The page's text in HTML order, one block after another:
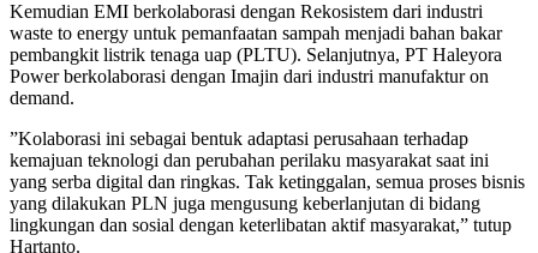
Kemudian EMI berkolaborasi dengan Rekosistem dari industri
waste to energy untuk pemanfaatan sampah menjadi bahan bakar
pembangkit listrik tenaga uap (PLTU). Selanjutnya, PT Haleyora
Power berkolaborasi dengan Imajin dari industri manufaktur on
demand.
”Kolaborasi ini sebagai bentuk adaptasi perusahaan terhadap
kemajuan teknologi dan perubahan perilaku masyarakat saat ini
yang serba digital dan ringkas. Tak ketinggalan, semua proses bisnis
yang dilakukan PLN juga mengusung keberlanjutan di bidang
lingkungan dan sosial dengan keterlibatan aktif masyarakat,” tutup
Hartanto.